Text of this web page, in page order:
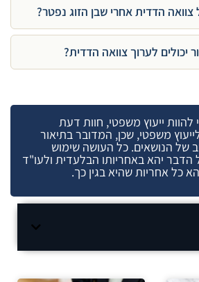
הדדית אחרי שבן הזוג נפטר?
יכולים לערוך צוואה הדדית?
להוות ייעוץ משפטי, חוות דעת
משפטי, שכן, המדובר בתיאור
של הנושאים. כל העושה שימוש
הדבר יהא באחריותו הבלעדית ולעו"ד
כל אחריות שהיא בגין כך.